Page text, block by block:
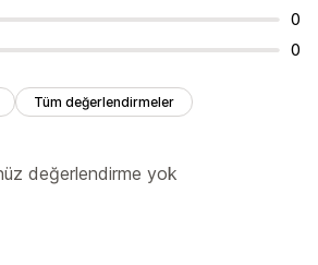
0
0
Tüm değerlendirmeler
değerlendirme yok